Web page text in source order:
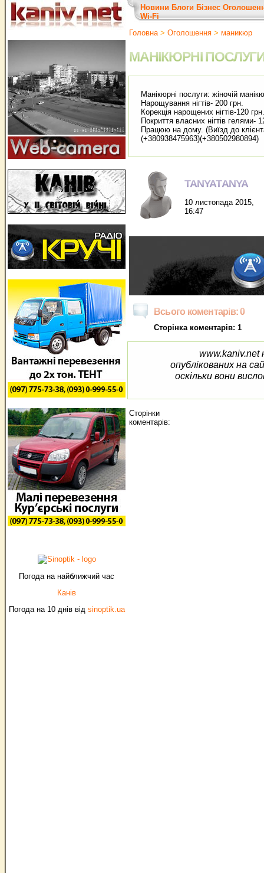
Погода на найближчий час
Канів
Погода на 10 днів від sinoptik.ua
Новини Блоги Бізнес
Wi-Fi
Головна> Оголошення > маникюр
МАНІКЮРНІ
Манікюрні послуги: жіночій
Нарощування нігтів- 200 грн.
Корекція нарощених нігтів-120 грн.
Покриття власних нігтів гелями-
Працюю на дому. (Виїзд до
(+380938475963)(+380502980894)
TANYATANYA
10 листопада 2015,
16:47
Всього коментарів: 0
Сторінка коментарів: 1
www.kaniv.net
опублікованих на
оскільки вони
Сторінки
коментарів: